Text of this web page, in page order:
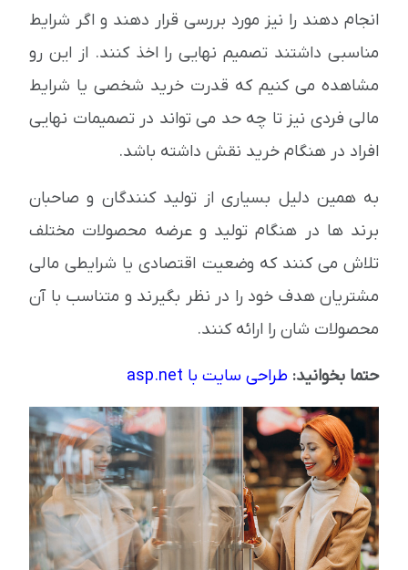
انجام دهند را نیز مورد بررسی قرار دهند و اگر شرایط
مناسبی داشتند تصمیم نهایی را اخذ کنند. از این رو
مشاهده می کنیم که قدرت خرید شخصی یا شرایط
مالی فردی نیز تا چه حد می تواند در تصمیمات نهایی
افراد در هنگام خرید نقش داشته باشد.
به همین دلیل بسیاری از تولید کنندگان و صاحبان
برند ها در هنگام تولید و عرضه محصولات مختلف
تلاش می کنند که وضعیت اقتصادی یا شرایطی مالی
مشتریان هدف خود را در نظر بگیرند و متناسب با آن
محصولات شان را ارائه کنند.
حتما بخوانید: طراحی سایت با asp.net